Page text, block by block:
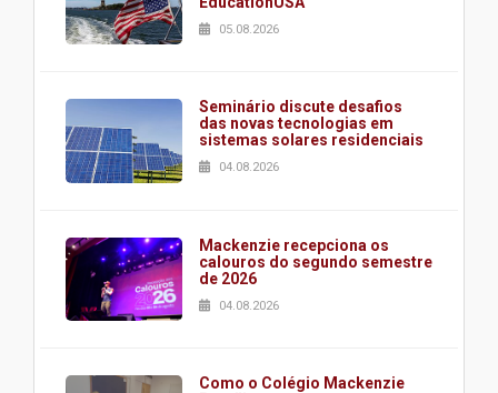
05.08.2026
Seminário discute desafios
das novas tecnologias em
sistemas solares residenciais
04.08.2026
Mackenzie recepciona os
calouros do segundo semestre
de 2026
04.08.2026
Como o Colégio Mackenzie